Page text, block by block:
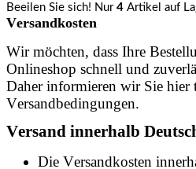
Beeilen Sie sich! Nur 4 Artikel auf
Versandkosten
Wir möchten, dass Ihre
Onlineshop schnell und
Daher informieren wir Sie hier
Versandbedingungen.
Versand innerhalb
Die Versandkosten